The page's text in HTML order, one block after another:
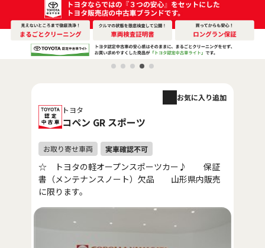
トヨタ
コペン GR スポーツ
お気に入り追加
☆ トヨタの軽オープンスポーツカー♪ 保証
書（メンテナンスノート）欠品 山形県内販売
に限ります。